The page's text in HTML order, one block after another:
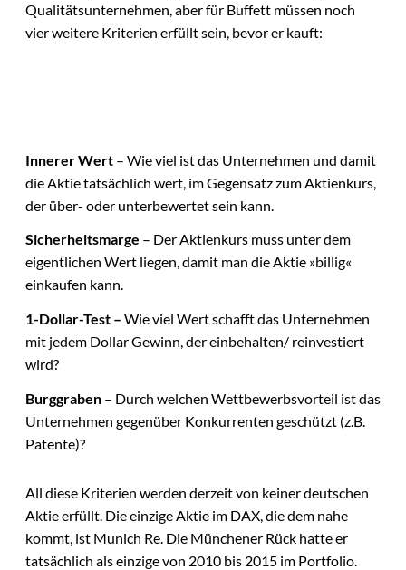
Qualitätsunternehmen, aber für Buffett müssen noch
vier weitere Kriterien erfüllt sein, bevor er kauft:
Innerer Wert – Wie viel ist das Unternehmen und damit
die Aktie tatsächlich wert, im Gegensatz zum Aktienkurs,
der über- oder unterbewertet sein kann.
Sicherheitsmarge – Der Aktienkurs muss unter dem
eigentlichen Wert liegen, damit man die Aktie »billig«
einkaufen kann.
1-Dollar-Test – Wie viel Wert schafft das Unternehmen
mit jedem Dollar Gewinn, der einbehalten/ reinvestiert
wird?
Burggraben – Durch welchen Wettbewerbsvorteil ist das
Unternehmen gegenüber Konkurrenten geschützt (z.B.
Patente)?
All diese Kriterien werden derzeit von keiner deutschen
Aktie erfüllt. Die einzige Aktie im DAX, die dem nahe
kommt, ist Munich Re. Die Münchener Rück hatte er
tatsächlich als einzige von 2010 bis 2015 im Portfolio.